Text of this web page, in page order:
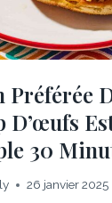
MATINS
Préférée
D’œufs
30
26 janvier 2025